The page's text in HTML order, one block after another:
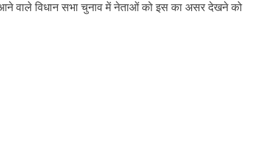
वाले विधान सभा चुनाव में नेताओं को इस का असर देखने को